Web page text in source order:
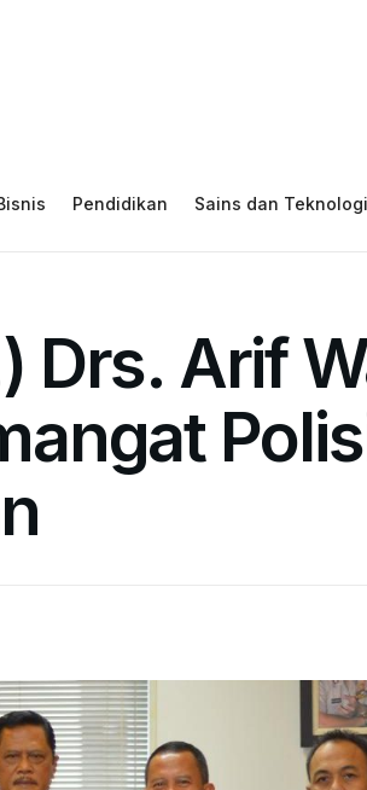
Pendidikan Sains dan Teknologi
Drs. Arif